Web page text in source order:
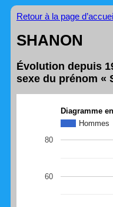
Retour à la page
SHANON
Évolution depuis
sexe du prénom «
Diagramme
Hommes
60
80